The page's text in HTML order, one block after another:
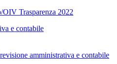
OIV Trasparenza 2022
e contabile
amministrativa e contabile